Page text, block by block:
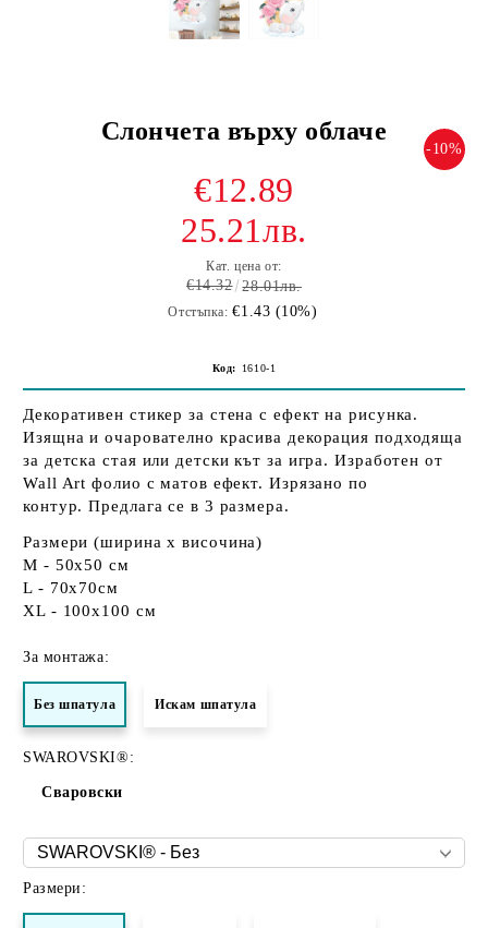
Слончета върху облаче
-10%
€12.89
25.21лв.
Кат. цена от:
€14.32 28.01лв.
Отстъпка: €1.43 (10%)
Код: 1610-1
Декоративен стикер за стена с ефект на рисунка.
Изящна и очарователно красива декорация подходяща
за детска стая или детски кът за игра. Изработен от
Wall Art фолио с матов ефект. Изрязано по
контур. Предлага се в 3 размера.
Размери (ширина х височина)
M - 50x50 см
L - 70x70см
XL - 100х100 см
За монтажа:
Без шпатула Искам шпатула
SWAROVSKI®:
Сваровски
Размери: